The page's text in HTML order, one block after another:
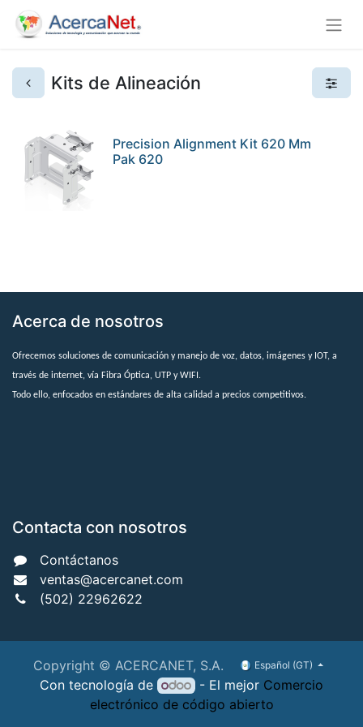
Kits de Alineación
Precision Alignment Kit 620 Mm
Pak 620
Acerca de nosotros
Ofrecemos soluciones de comunicación y manejo de voz, datos, imágenes y IOT, a
través de internet, vía Fibra Óptica, UTP y WIFI.
Todo ello, enfocados en estándares de alta calidad a precios competitivos.
Contacta con nosotros
Contáctanos
ventas@acercanet.com
(502) 22962622
Copyright © ACERCANET, S.A. Español (GT)
Con tecnología de - El mejor Comercio
electrónico de código abierto